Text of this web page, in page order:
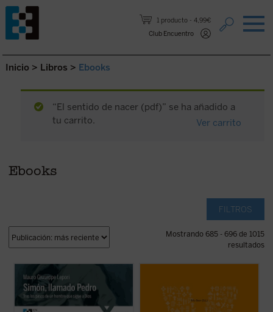
1 producto
4,99€
Club Encuentro
Saltar al contenido.
Inicio > Libros > Ebooks
“El sentido de nacer (pdf)” se ha añadido a
tu carrito.
Ver carrito
Ebooks
FILTROS
Mostrando 685 - 696 de 1015
resultados
tener toda su vida bajo control. Su casa, su
familia, la pesca: era fácil gestionar su
pequeño mundo. (...) Ahora, en cambio,
Confirmación.
En él encontrarás un buen programa de
entrenamiento, muchos consejos para una